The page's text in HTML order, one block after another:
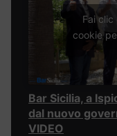
Fai
cookie
Bar Sicilia, a
dal nuovo
VIDEO